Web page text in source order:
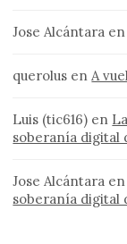
Jose Alcántara en
querolus en A
Luis (tic616) en
soberanía digital
Jose Alcántara en
soberanía digital